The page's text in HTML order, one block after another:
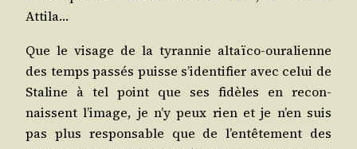
Attila…
Que le visage de la tyran­nie altaï­co-oura­lienne
des temps pas­sés puisse s’identifier avec celui de
Sta­line à tel point que ses fidèles en recon­
naissent l’image, je n’y peux rien et je n’en suis
pas plus res­pon­sable que de l’entêtement des